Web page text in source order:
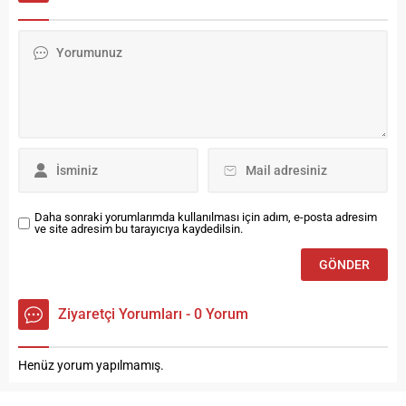
Fotoğrafçılık ve Kameramanlık
isimli yıl sonu...
Daha sonraki yorumlarımda kullanılması için adım, e-posta adresim
ve site adresim bu tarayıcıya kaydedilsin.
Ziyaretçi Yorumları - 0 Yorum
Henüz yorum yapılmamış.